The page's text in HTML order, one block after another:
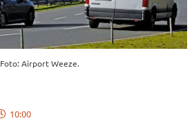
Foto: Airport Weeze.
10:00